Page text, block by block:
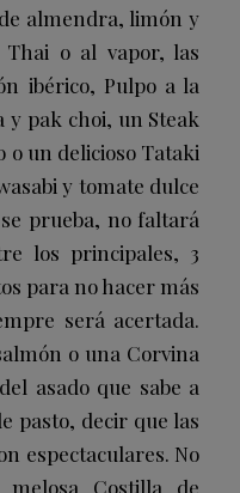
almendra, limón y
Thai o al vapor, las
ibérico, Pulpo a la
y pak choi, un Steak
o un delicioso Tataki
y tomate dulce
prueba, no faltará
los principales, 3
para no hacer más
será acertada.
o una Corvina
asadoque sabe a
pasto, decir que las
espectaculares. No
Costilla de